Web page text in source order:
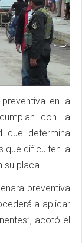
en la
con la
que determina
que dificulten la
su placa.
preventiva
a aplicar
acotó el